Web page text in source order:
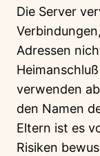
Die Server
Adressen
verwenden
den Namen
Eltern ist es
Risiken